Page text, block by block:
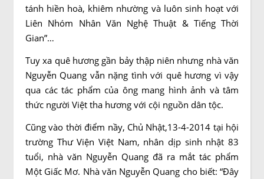
tánh hiền hoà, khiêm nhường và luôn sinh hoạt với
Liên Nhóm Nhân Văn Nghệ Thuật & Tiếng Thời
Gian”…
Tuy xa quê hương gần bảy thập niên nhưng nhà văn
Nguyễn Quang vẫn nặng tình với quê hương vì vậy
qua các tác phẩm của ông mang hình ảnh và tâm
thức người Việt tha hương với cội nguồn dân tộc.
Cũng vào thời điểm nầy, Chủ Nhật,13-4-2014 tại hội
trường Thư Viện Việt Nam, nhân dịp sinh nhật 83
tuổi, nhà văn Nguyễn Quang đã ra mắt tác phẩm
Một Giấc Mơ. Nhà văn Nguyễn Quang cho biết: “Đây